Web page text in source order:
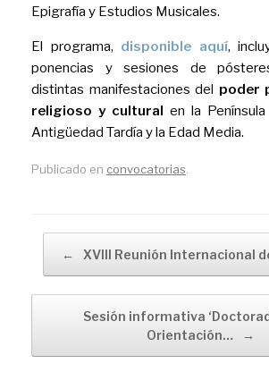
Epigrafía y Estudios Musicales.
El programa, disponible aquí,
ponencias y sesiones de
distintas manifestaciones del poder
religioso y cultural en la
Antigüedad Tardía y la Edad Media.
Publicado en convocatorias
← XVIII Reunión Internacional
Sesión informativa
Orientación…
→